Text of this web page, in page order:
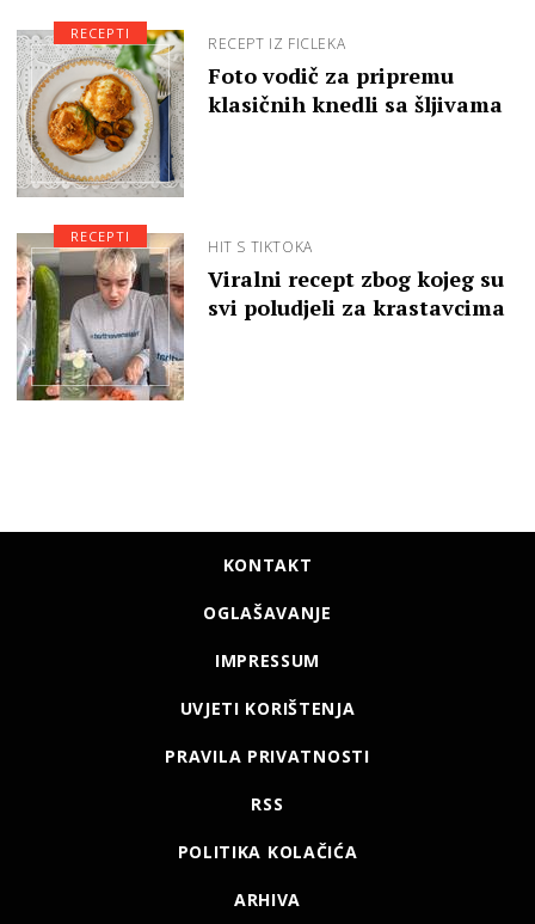
RECEPT IZ FICLEKA
Foto vodič za pripremu
klasičnih knedli sa šljivama
RECEPTI
HIT S TIKTOKA
Viralni recept zbog kojeg su
svi poludjeli za krastavcima
RECEPTI
KONTAKT
OGLAŠAVANJE
IMPRESSUM
UVJETI KORIŠTENJA
PRAVILA PRIVATNOSTI
RSS
POLITIKA KOLAČIĆA
ARHIVA